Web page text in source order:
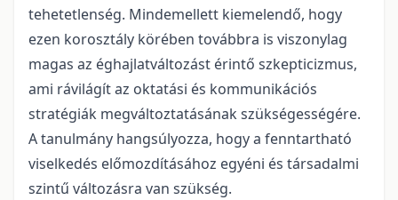
tehetetlenség. Mindemellett kiemelendő, hogy
ezen korosztály körében továbbra is viszonylag
magas az éghajlatváltozást érintő szkepticizmus,
ami rávilágít az oktatási és kommunikációs
stratégiák megváltoztatásának szükségességére.
A tanulmány hangsúlyozza, hogy a fenntartható
viselkedés előmozdításához egyéni és társadalmi
szintű változásra van szükség.